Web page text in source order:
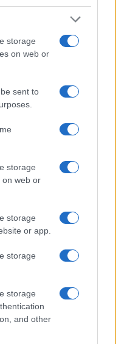
storage
on web or
sent to
storage
on web or
storage
or app.
storage
storage
and other
riabilitazione e il
e istituzioni per